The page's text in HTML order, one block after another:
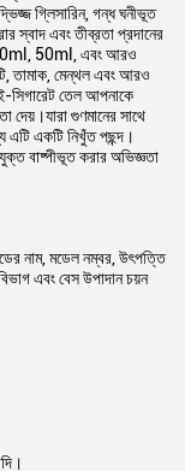
30ml, 50ml, এবং আরও
তামাক, মেন্থল এবং আরও
সিগারেট তেল আপনাকে
দেয়।যারা গুণমানের সাথে
এটি একটি নিখুঁত পছন্দ।
বাষ্পীভূত করার অভিজ্ঞতা
নাম, মডেল নম্বর, উৎপত্তি
এবং বেস উপাদান চয়ন